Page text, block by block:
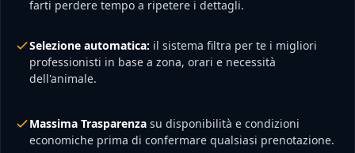
farti perdere tempo a ripetere i dettagli.
Selezione automatica: il sistema filtra per te i migliori
professionisti in base a zona, orari e necessità
dell'animale.
Massima Trasparenza su disponibilità e condizioni
economiche prima di confermare qualsiasi prenotazione.